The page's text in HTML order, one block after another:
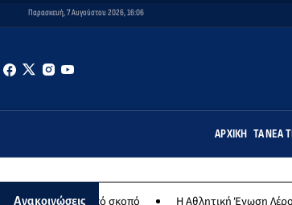
Παρασκευή, 7 Αυγούστου 2026, 16:06
ΑΡΧΙΚΉ ΤΑ ΝΈΑ
Ανακοινώσεις
σκοπό Η Αθλητική Ένωση Λέρου γιορτάζει